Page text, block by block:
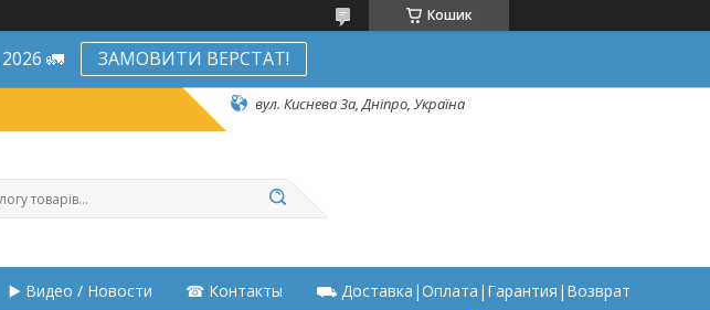
Кошик
🚛 ЗАМОВИТИ ВЕРСТАТ!
вул. Киснева 3а, Дніпро, Україна
▶️ Видео / Новости ☎ Контакты ⛟ Доставка|Оплата|Гарантия|Возврат